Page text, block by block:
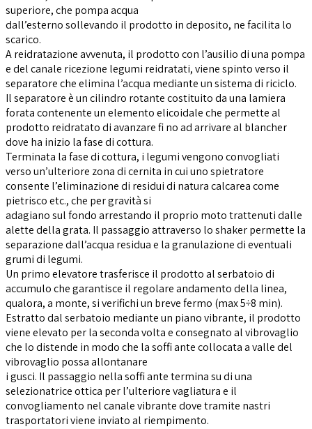
superiore, che pompa acqua
dall’esterno sollevando il prodotto in deposito, ne facilita lo
scarico.
A reidratazione avvenuta, il prodotto con l’ausilio di una pompa
e del canale ricezione legumi reidratati, viene spinto verso il
separatore che elimina l’acqua mediante un sistema di riciclo.
Il separatore è un cilindro rotante costituito da una lamiera
forata contenente un elemento elicoidale che permette al
prodotto reidratato di avanzare fi no ad arrivare al blancher
dove ha inizio la fase di cottura.
Terminata la fase di cottura, i legumi vengono convogliati
verso un’ulteriore zona di cernita in cui uno spietratore
consente l’eliminazione di residui di natura calcarea come
pietrisco etc., che per gravità si
adagiano sul fondo arrestando il proprio moto trattenuti dalle
alette della grata. Il passaggio attraverso lo shaker permette la
separazione dall’acqua residua e la granulazione di eventuali
grumi di legumi.
Un primo elevatore trasferisce il prodotto al serbatoio di
accumulo che garantisce il regolare andamento della linea,
qualora, a monte, si verifichi un breve fermo (max 5÷8 min).
Estratto dal serbatoio mediante un piano vibrante, il prodotto
viene elevato per la seconda volta e consegnato al vibrovaglio
che lo distende in modo che la soffi ante collocata a valle del
vibrovaglio possa allontanare
i gusci. Il passaggio nella soffi ante termina su di una
selezionatrice ottica per l’ulteriore vagliatura e il
convogliamento nel canale vibrante dove tramite nastri
trasportatori viene inviato al riempimento.